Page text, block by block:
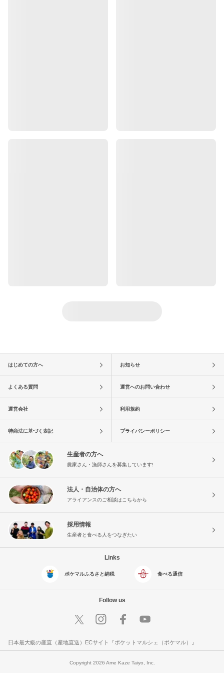
はじめての方へ お知らせ
よくある質問 運営へのお問い合わせ
運営会社 利用規約
特商法に基づく表記 プライバシーポリシー
生産者の方へ
農家さん・漁師さんを募集しています!
法人・自治体の方へ
アライアンスのご相談はこちらから
採用情報
生産者と食べる人をつなぎたい
Links
ポケマルふるさと納税 食べる通信
Follow us
日本最大級の産直（産地直送）ECサイト『ポケットマルシェ（ポケマル）』
Copyright 2026 Ame Kaze Taiyo, Inc.